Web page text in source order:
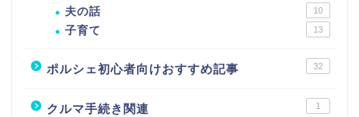
夫の話 10
子育て 13
ポルシェ初心者向けおすすめ記事 32
クルマ手続き関連 1